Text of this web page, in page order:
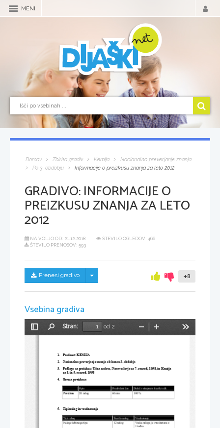
MENI
Domov Zbirka gradiv Kemija
Nacionalno preverjanje znanja
Po 3. obdobju
Informacije o preizkusu znanja za leto 2012
GRADIVO:INFORMACIJE O
PREIZKUSU ZNANJA ZA LETO
2012
NA VOLJO OD: 21.12.2018
ŠTEVILO OGLEDOV: 466
ŠTEVILO PRENOSOV: 593
Prenesi gradivo Skrij/prikaži meni +8
Vsebina gradiva
Preklopi
Stran:
od 2
Pomanjšaj
1.    Predmet:    KEMIJA
2.    Nacionalno preverjanje znanja ob koncu 3. obdobja
3.    Podlaga za preizkus: Učna načrta, Naravoslovje za 7. razred, 1998, in Kemija
za 8. in 9. razred, 1998
4.    Shema    preizkusa
Opis Predvideni čas Delež v skupnem številu točk
Preizkus
20 nalog 60 min 100 %
5.    Tipi nalog in vrednotenje
Tipi nalog Število nalog
Vrednotenje
Naloge izbirnega tipa
12 nalog
Vsaka naloga je ovrednotena z
1 točko.